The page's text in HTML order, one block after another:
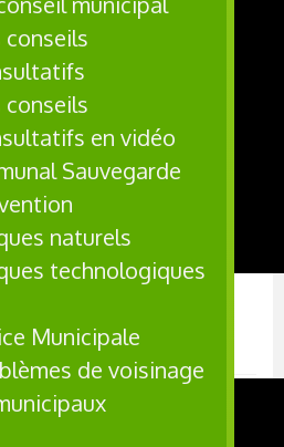
journée de
conseils
conseils
en vidéo
Sauvegarde
naturels
technologiques
Municipale
de voisinage